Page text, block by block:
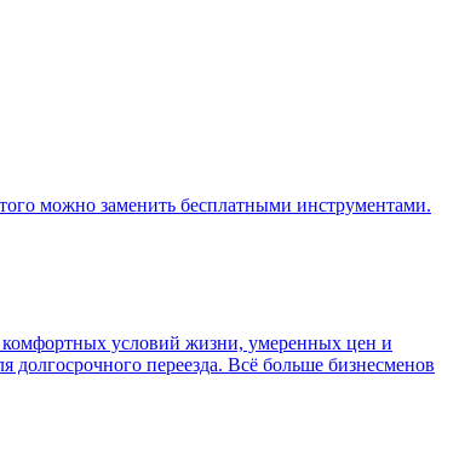
можно заменить бесплатными инструментами.
комфортных условий жизни, умеренных цен и
переезда. Всё больше бизнесменов